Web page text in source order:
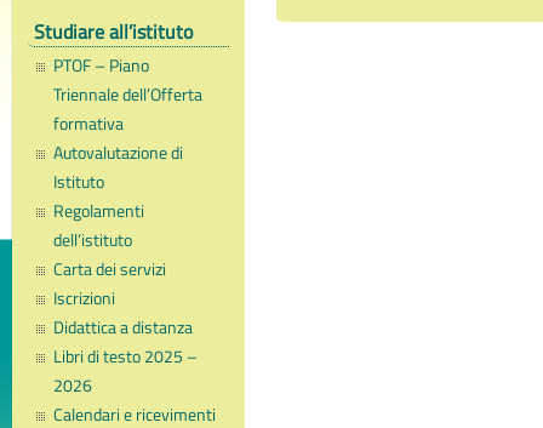
Studiare all’istituto
PTOF – Piano
Triennale dell’Offerta
formativa
Autovalutazione di
Istituto
Regolamenti
dell’istituto
Carta dei servizi
Iscrizioni
Didattica a distanza
Libri di testo 2025 –
2026
Calendari e ricevimenti